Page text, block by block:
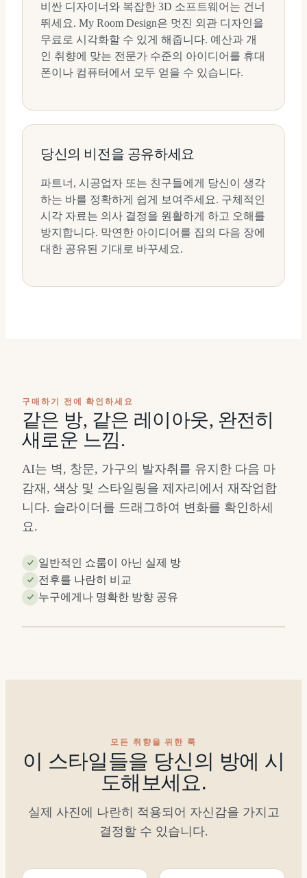
비싼 디자이너와 복잡한 3D 소프트웨어는 건너
뛰세요. My Room Design은 멋진 외관 디자인을
무료로 시각화할 수 있게 해줍니다. 예산과 개
인 취향에 맞는 전문가 수준의 아이디어를 휴대
폰이나 컴퓨터에서 모두 얻을 수 있습니다.
당신의 비전을 공유하세요
파트너, 시공업자 또는 친구들에게 당신이 생각
하는 바를 정확하게 쉽게 보여주세요. 구체적인
시각 자료는 의사 결정을 원활하게 하고 오해를
방지합니다. 막연한 아이디어를 집의 다음 장에
대한 공유된 기대로 바꾸세요.
구매하기 전에 확인하세요
같은 방, 같은 레이아웃, 완전히
새로운 느낌.
AI는 벽, 창문, 가구의 발자취를 유지한 다음 마
감재, 색상 및 스타일링을 제자리에서 재작업합
니다. 슬라이더를 드래그하여 변화를 확인하세
요.
일반적인 쇼룸이 아닌 실제 방
전후를 나란히 비교
누구에게나 명확한 방향 공유
이
전
⇔
모든 취향을 위한 룩
이 스타일들을 당신의 방에 시
도해보세요.
실제 사진에 나란히 적용되어 자신감을 가지고
결정할 수 있습니다.